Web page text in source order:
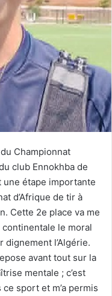
Championnat
club Ennokhba de
une étape importante
d’Afrique de tir à
Cette 2e place va me
le moral
l’Algérie.
avant tout sur la
mentale ; c’est
sport et m’a permis